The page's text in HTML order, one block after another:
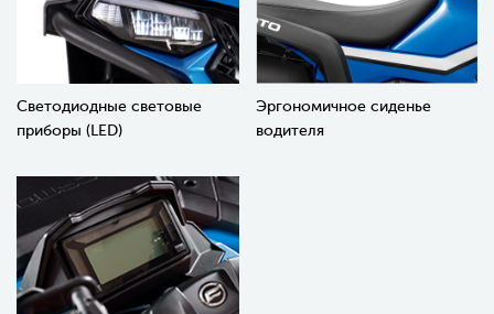
Светодиодные световые
приборы (LED)
Эргономичное сиденье
водителя